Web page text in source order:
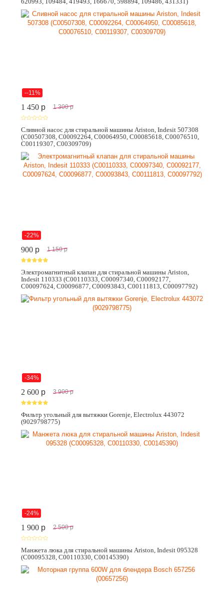
--11%
1 450 p 1 300 p
Сливной насос для стиральной машины Ariston, Indesit 507308
(C00507308, C00092264, C00064950, C00085618, C00076510,
C00119307, C00309709)
-22%
900 p 1 150 p
Электромагнитный клапан для стиральной машины Ariston,
Indesit 110333 (C00110333, C00097340, C00092177,
C00097624, C00096877, C00093843, C00111813, C00097792)
-34%
2 600 p 3 900 p
Фильтр угольный для вытяжки Gorenje, Electrolux 443072
(9029798775)
-24%
1 900 p 2 500 p
Манжета люка для стиральной машины Ariston, Indesit 095328
(C00095328, C00110330, C00145390)